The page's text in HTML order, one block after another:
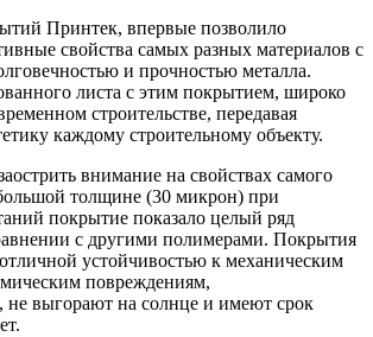
Принтек, впервые позволило
свойства самых разных материалов с
и прочностью металла.
листа с этим покрытием, широко
строительстве, передавая
каждому строительному объекту.
внимание на свойствах самого
толщине (30 микрон) при
покрытие показало целый ряд
с другими полимерами. Покрытия
устойчивостью к механическим
повреждениям,
не выгорают на солнце и имеют срок